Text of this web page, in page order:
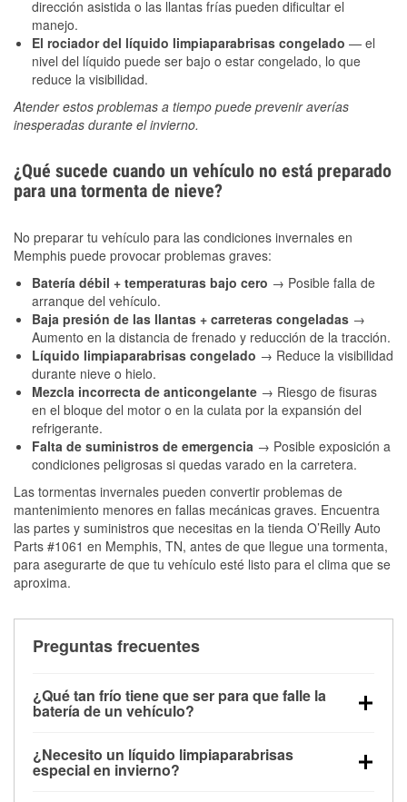
dirección asistida o las llantas frías pueden dificultar el
manejo.
El rociador del líquido limpiaparabrisas congelado — el
nivel del líquido puede ser bajo o estar congelado, lo que
reduce la visibilidad.
Atender estos problemas a tiempo puede prevenir averías
inesperadas durante el invierno.
¿Qué sucede cuando un vehículo no está preparado
para una tormenta de nieve?
No preparar tu vehículo para las condiciones invernales en
Memphis puede provocar problemas graves:
Batería débil + temperaturas bajo cero → Posible falla de
arranque del vehículo.
Baja presión de las llantas + carreteras congeladas →
Aumento en la distancia de frenado y reducción de la tracción.
Líquido limpiaparabrisas congelado → Reduce la visibilidad
durante nieve o hielo.
Mezcla incorrecta de anticongelante → Riesgo de fisuras
en el bloque del motor o en la culata por la expansión del
refrigerante.
Falta de suministros de emergencia → Posible exposición a
condiciones peligrosas si quedas varado en la carretera.
Las tormentas invernales pueden convertir problemas de
mantenimiento menores en fallas mecánicas graves. Encuentra
las partes y suministros que necesitas en la tienda O’Reilly Auto
Parts #1061 en Memphis, TN, antes de que llegue una tormenta,
para asegurarte de que tu vehículo esté listo para el clima que se
aproxima.
Preguntas frecuentes
¿Qué tan frío tiene que ser para que falle la
batería de un vehículo?
debajo de los 32 °F y puede perder hasta la mitad de
su potencia de arranque cerca de los 0 °F, lo que
¿Necesito un líquido limpiaparabrisas
especial en invierno?